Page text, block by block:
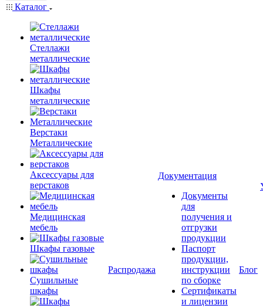
Каталог
Стеллажи
металлические
Шкафы
металлические
Верстаки
Металлические
Аксессуары для
верстаков
Медицинская
мебель
Шкафы газовые
Сушильные
шкафы
Распродажа
Документация
Документы
для
получения и
отгрузки
продукции
Паспорт
продукции,
инструкции
по сборке
Сертификаты
и лицензии
Блог